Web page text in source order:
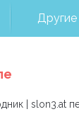
Другие
| slon3.at